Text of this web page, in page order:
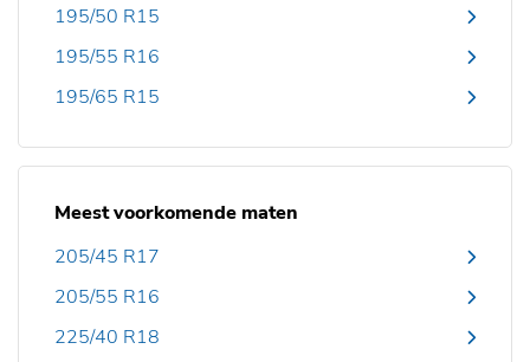
195/50 R15
195/55 R16
195/65 R15
Meest voorkomende maten
205/45 R17
205/55 R16
225/40 R18